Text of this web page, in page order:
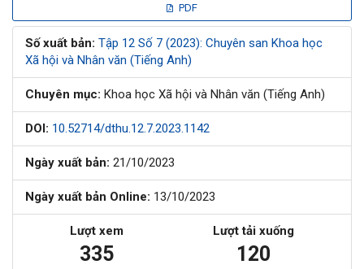
bên
bài
viết
PDF
Số xuất bản: Tập 12 Số 7 (2023): Chuyên san Khoa học
Xã hội và Nhân văn (Tiếng Anh)
Chuyên mục: Khoa học Xã hội và Nhân văn (Tiếng Anh)
DOI: 10.52714/dthu.12.7.2023.1142
Ngày xuất bản: 21/10/2023
Ngày xuất bản Online: 13/10/2023
Lượt xem
335
Lượt tải xuống
120